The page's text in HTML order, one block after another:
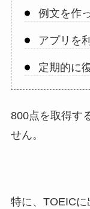
例文を作
アプリを
定期的に
800点を取得す
せん。
特に、TOEICに